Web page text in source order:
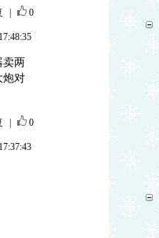
0
两
炮对
0